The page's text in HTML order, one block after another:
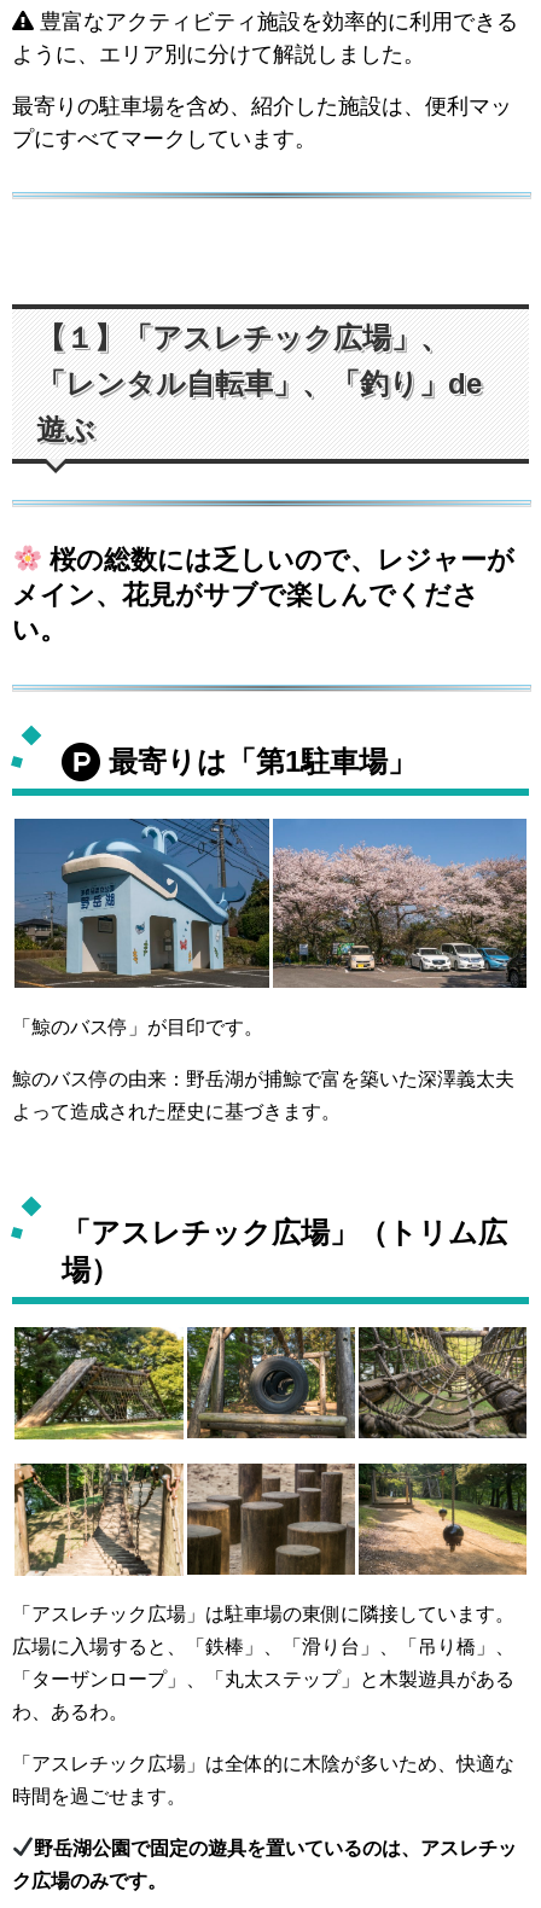
豊富なアクティビティ施設を効率的に利用できる
ように、エリア別に分けて解説しました。
最寄りの駐車場を含め、紹介した施設は、便利マッ
プにすべてマークしています。
【１】「アスレチック広場」、
「レンタル自転車」、「釣り」de
遊ぶ
桜の総数には乏しいので、レジャーが
メイン、花見がサブで楽しんでくださ
い。
最寄りは「第1駐車場」
「鯨のバス停」が目印です。
鯨のバス停の由来：野岳湖が捕鯨で富を築いた深澤義太夫
よって造成された歴史に基づきます。
「アスレチック広場」（トリム広
場）
「アスレチック広場」は駐車場の東側に隣接しています。
広場に入場すると、「鉄棒」、「滑り台」、「吊り橋」、
「ターザンロープ」、「丸太ステップ」と木製遊具がある
わ、あるわ。
「アスレチック広場」は全体的に木陰が多いため、快適な
時間を過ごせます。
野岳湖公園で固定の遊具を置いているのは、アスレチッ
ク広場のみです。